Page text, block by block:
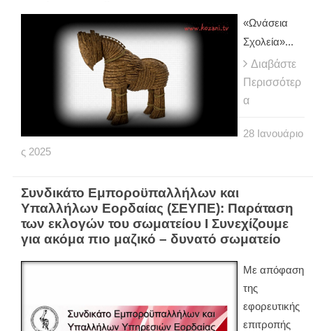
«Ωνάσεια
Σχολεία»...
Διαβάστε
Περισσότερ
α
28 Ιανουάριο
ς 2025
Συνδικάτο Εμποροϋπαλλήλων και
Υπαλλήλων Εορδαίας (ΣΕΥΠΕ): Παράταση
των εκλογών του σωματείου Ι Συνεχίζουμε
για ακόμα πιο μαζικό – δυνατό σωματείο
Με απόφαση
της
εφορευτικής
επιτροπής